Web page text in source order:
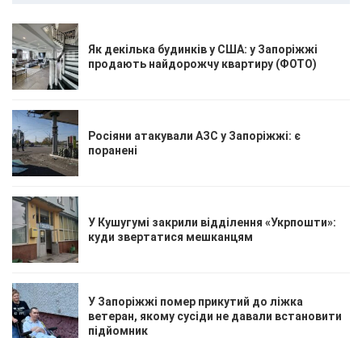
Як декілька будинків у США: у Запоріжжі
продають найдорожчу квартиру (ФОТО)
Росіяни атакували АЗС у Запоріжжі: є
поранені
У Кушугумі закрили відділення «Укрпошти»:
куди звертатися мешканцям
У Запоріжжі помер прикутий до ліжка
ветеран, якому сусіди не давали встановити
підйомник